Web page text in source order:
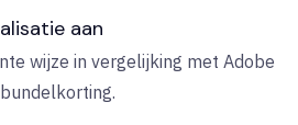
aan
wijze in vergelijking met Adobe